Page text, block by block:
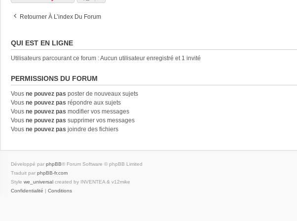
Retourner À L’index Du Forum
QUI EST EN LIGNE
Utilisateurs parcourant ce forum : Aucun utilisateur enregistré et 1 invité
PERMISSIONS DU FORUM
Vous ne pouvez pas poster de nouveaux sujets
Vous ne pouvez pas répondre aux sujets
Vous ne pouvez pas modifier vos messages
Vous ne pouvez pas supprimer vos messages
Vous ne pouvez pas joindre des fichiers
Développé par phpBB® Forum Software © phpBB Limited
Traduit par phpBB-fr.com
Style we_universal created by INVENTEA & v12mike
Confidentialité | Conditions